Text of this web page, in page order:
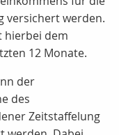
versichert werden.
hierbei dem
12 Monate.
der
des
Zeitstaffelung